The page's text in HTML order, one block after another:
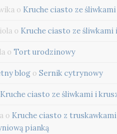
o Kruche ciasto ze
o Kruche ciasto ze śliwkami
oTort urodzinowy
blog oSernik cytrynowy
Kruche ciasto ze śliwkami i
o Kruche ciasto z
pianką